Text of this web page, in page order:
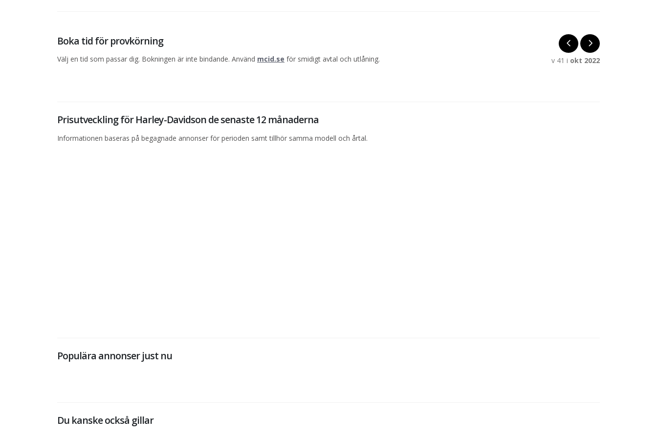
Boka tid för provkörning
Välj en tid som passar dig. Bokningen är inte bindande. Använd mcid.se för smidigt avtal och utlåning. v 41 i okt 2022
Prisutveckling för Harley-Davidson de senaste 12 månaderna
Informationen baseras på begagnade annonser för perioden samt tillhör samma modell och årtal.
Populära annonser just nu
Du kanske också gillar